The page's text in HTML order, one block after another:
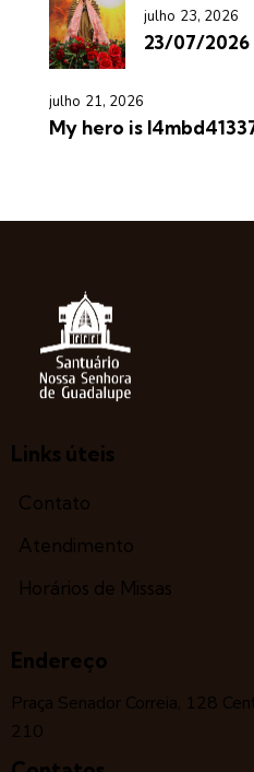
julho 23, 2026
23/07/2026
julho 21, 2026
My hero is
Links úteis
Contato
Atendimento
Horários de Missas
Endereço
Praça Senador Correia, 128
210